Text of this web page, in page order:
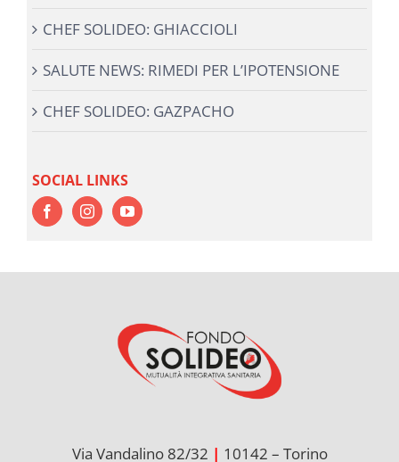
CHEF SOLIDEO: GHIACCIOLI
SALUTE NEWS: RIMEDI PER L’IPOTENSIONE
CHEF SOLIDEO: GAZPACHO
SOCIAL LINKS
Via Vandalino 82/32 | 10142 – Torino